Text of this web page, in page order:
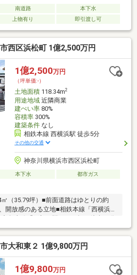
南道路
本下水
上物有り 即引渡し可
西区浜松町 1億2,500万円
1億2,500万円
（坪単価:-）
土地面積118.34m2
用途地域近隣商業
建ぺい率80%
容積率300%
建築条件なし
相鉄本線 西横浜駅 徒歩5分
その他の交通
神奈川県横浜市西区浜松町
本下水
都市ガス
（35.79坪）■前面道路はゆとりの約
開放感のある立地■相鉄本線「西横浜」
急本線「戸部」駅まで平坦、徒歩13分
」駅へダイレクトアクセス可能■近隣商
用できる立地■建築条件なし、お好き
能 ≪当社でも建物建築承ります。お気
解体予定※現況と図面が異なる場合は
済みの際はご容赦ください
大和東２ 1億9,800万円
1億9,800万円